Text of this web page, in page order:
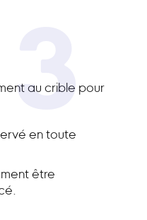
3
au crible pour
en toute
être